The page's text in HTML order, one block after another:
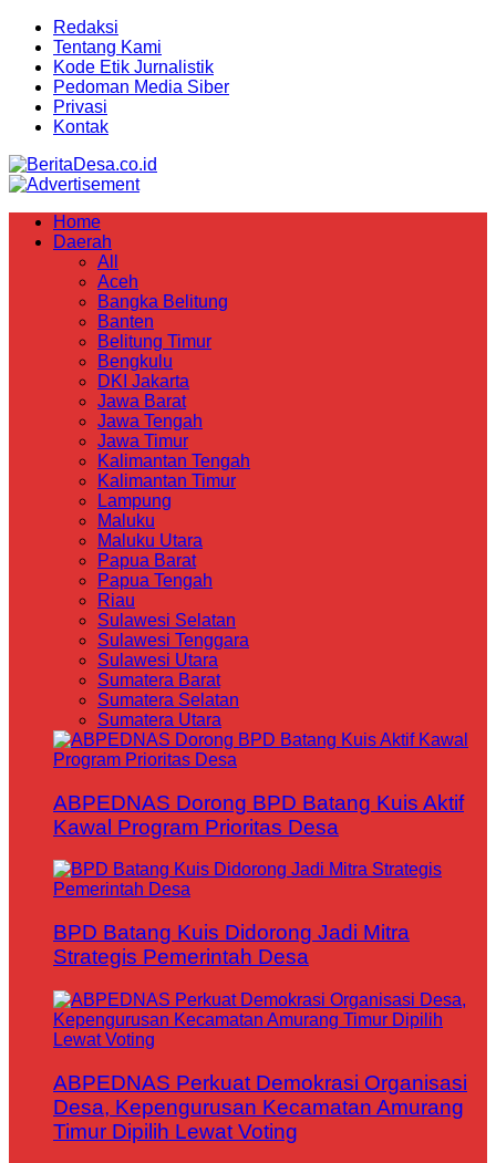
Redaksi
Tentang Kami
Kode Etik Jurnalistik
Pedoman Media Siber
Privasi
Kontak
Home
Daerah
All
Aceh
Bangka Belitung
Banten
Belitung Timur
Bengkulu
DKI Jakarta
Jawa Barat
Jawa Tengah
Jawa Timur
Kalimantan Tengah
Kalimantan Timur
Lampung
Maluku
Maluku Utara
Papua Barat
Papua Tengah
Riau
Sulawesi Selatan
Sulawesi Tenggara
Sulawesi Utara
Sumatera Barat
Sumatera Selatan
Sumatera Utara
ABPEDNAS Dorong BPD Batang Kuis Aktif
Kawal Program Prioritas Desa
BPD Batang Kuis Didorong Jadi Mitra
Strategis Pemerintah Desa
ABPEDNAS Perkuat Demokrasi Organisasi
Desa, Kepengurusan Kecamatan Amurang
Timur Dipilih Lewat Voting